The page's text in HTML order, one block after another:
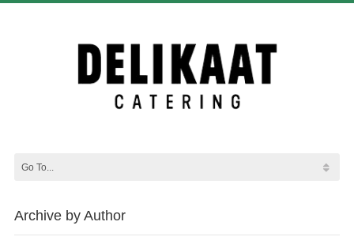
Archive by Author